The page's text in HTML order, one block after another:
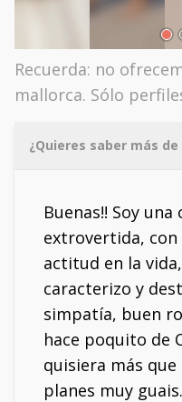
Recuerda: no
mallorca. Sólo
¿Quieres saber más de
Buenas!! Soy
extrovertida, con
actitud en la
caracterizo y
simpatía, buen
hace poquito de
quisiera más
planes muy guais.